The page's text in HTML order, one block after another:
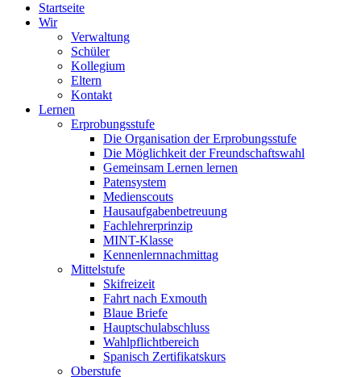
Startseite
Wir
Verwaltung
Schüler
Kollegium
Eltern
Kontakt
Lernen
Erprobungsstufe
Die Organisation der Erprobungsstufe
Die Möglichkeit der Freundschaftswahl
Gemeinsam Lernen lernen
Patensystem
Medienscouts
Hausaufgabenbetreuung
Fachlehrerprinzip
MINT-Klasse
Kennenlernnachmittag
Mittelstufe
Skifreizeit
Fahrt nach Exmouth
Blaue Briefe
Hauptschulabschluss
Wahlpflichtbereich
Spanisch Zertifikatskurs
Oberstufe